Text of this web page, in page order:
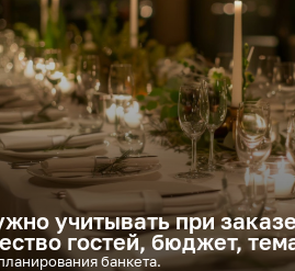
учитывать при
гостей, бюджет,
банкета.